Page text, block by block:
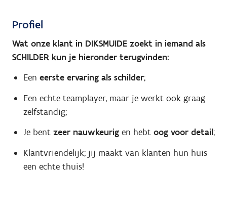
Profiel
Wat onze klant in DIKSMUIDE zoekt in iemand als
SCHILDER kun je hieronder terugvinden:
Een eerste ervaring als schilder;
Een echte teamplayer, maar je werkt ook graag
zelfstandig;
Je bent zeer nauwkeurigen hebt oog voor detail;
Klantvriendelijk; jij maakt van klanten hun huis
een echte thuis!